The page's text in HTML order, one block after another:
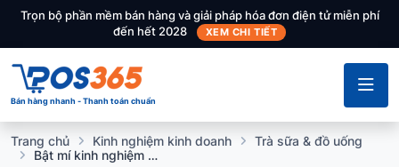
Trọn bộ phần mềm bán hàng và giải pháp hóa đơn điện tử miễn phí
đến hết 2028
XEM CHI TIẾT
Bán hàng nhanh - Thanh toán chuẩn
Trang chủ Kinh nghiệm kinh doanh
Trà sữa & đồ uống
Bật mí kinh nghiệm mở quán nước cần những gì hữu ích nhất